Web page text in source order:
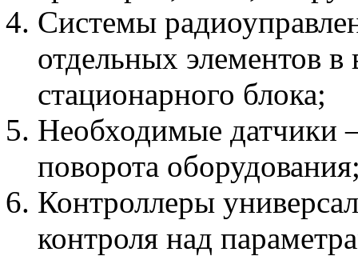
Системы
отдельных элементов в
стационарного блока;
Необходимые датчики
поворота
Контроллеры
контроля над